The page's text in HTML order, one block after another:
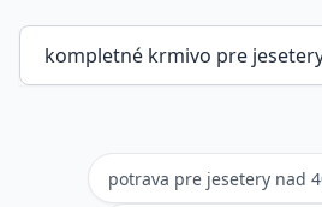
potrava pre jesetery nad